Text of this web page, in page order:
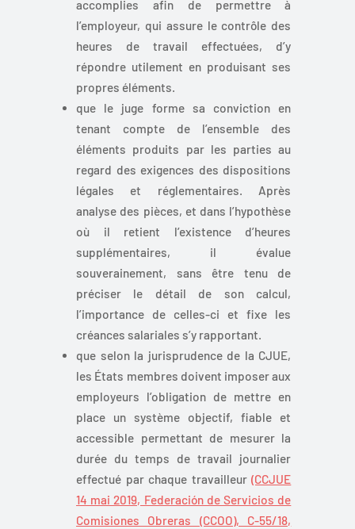
accomplies afin de permettre à
l’employeur, qui assure le contrôle des
heures de travail effectuées, d’y
répondre utilement en produisant ses
propres éléments.
que le juge forme sa conviction en
tenant compte de l’ensemble des
éléments produits par les parties au
regard des exigences des dispositions
légales et réglementaires. Après
analyse des pièces, et dans l’hypothèse
où il retient l’existence d’heures
supplémentaires, il évalue
souverainement, sans être tenu de
préciser le détail de son calcul,
l’importance de celles-ci et fixe les
créances salariales s’y rapportant.
que selon la jurisprudence de la CJUE,
les États membres doivent imposer aux
employeurs l’obligation de mettre en
place un système objectif, fiable et
accessible permettant de mesurer la
durée du temps de travail journalier
effectué par chaque travailleur(CCJUE
14 mai 2019, Federación de Servicios de
Comisiones Obreras (CCOO), C-55/18,